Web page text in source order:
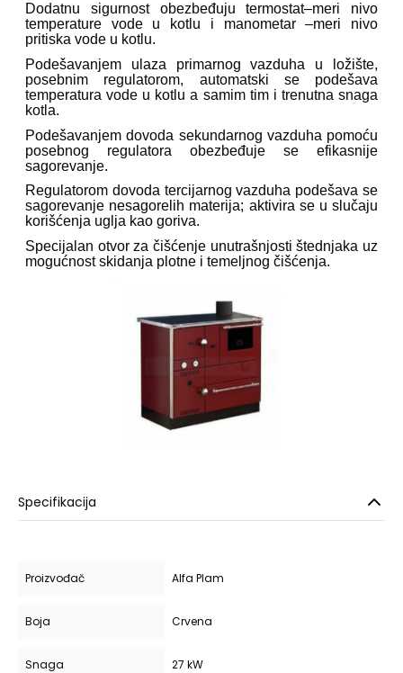
Dodatnu sigurnost obezbeđuju termostat–meri nivo
temperature vode u kotlu i manometar –meri nivo
pritiska vode u kotlu.
Podešavanjem ulaza primarnog vazduha u ložište,
posebnim regulatorom, automatski se podešava
temperatura vode u kotlu a samim tim i trenutna snaga
kotla.
Podešavanjem dovoda sekundarnog vazduha pomoću
posebnog regulatora obezbeđuje se efikasnije
sagorevanje.
Regulatorom dovoda tercijarnog vazduha podešava se
sagorevanje nesagorelih materija; aktivira se u slučaju
korišćenja uglja kao goriva.
Specijalan otvor za čišćenje unutrašnjosti štednjaka uz
mogućnost skidanja plotne i temeljnog čišćenja.
Specifikacija
Proizvođač Alfa Plam
Boja Crvena
Snaga 27 kW